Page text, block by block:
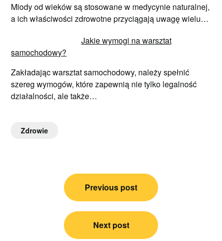
Miody od wieków są stosowane w medycynie naturalnej,
a ich właściwości zdrowotne przyciągają uwagę wielu…
Jakie wymogi na warsztat
samochodowy?
Zakładając warsztat samochodowy, należy spełnić
szereg wymogów, które zapewnią nie tylko legalność
działalności, ale także…
Zdrowie
Nawigacja
Previous post
Next post